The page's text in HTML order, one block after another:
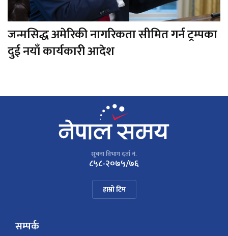
जन्मसिद्ध अमेरिकी नागरिकता सीमित गर्न ट्रम्पका
दुई नयाँ कार्यकारी आदेश
सूचना विभाग दर्ता नं.
८५८-२०७५/७६
हाम्रो टिम
सम्पर्क